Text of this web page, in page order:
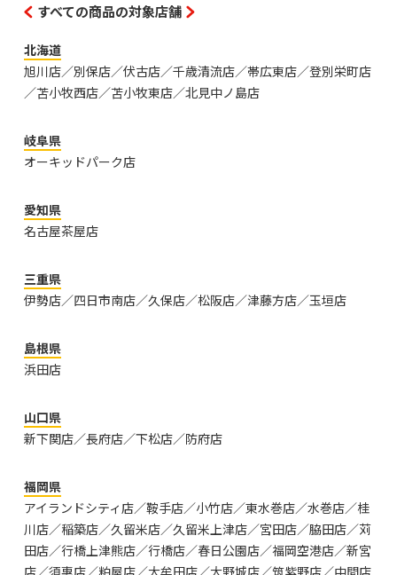
すべての商品の対象店舗
北海道
旭川店／別保店／伏古店／千歳清流店／帯広東店／登別栄町店
／苫小牧西店／苫小牧東店／北見中ノ島店
岐阜県
オーキッドパーク店
愛知県
名古屋茶屋店
三重県
伊勢店／四日市南店／久保店／松阪店／津藤方店／玉垣店
島根県
浜田店
山口県
新下関店／長府店／下松店／防府店
福岡県
アイランドシティ店／鞍手店／小竹店／東水巻店／水巻店／桂
川店／稲築店／久留米店／久留米上津店／宮田店／脇田店／苅
田店／行橋上津熊店／行橋店／春日公園店／福岡空港店／新宮
店／須惠店／粕屋店／大牟田店／大野城店／筑紫野店／中間店